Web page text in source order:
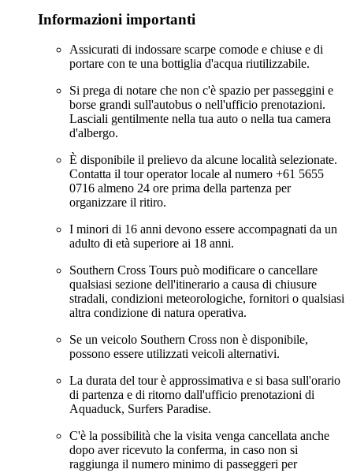
Informazioni importanti
Assicurati di indossare scarpe comode e chiuse e di
portare con te una bottiglia d'acqua riutilizzabile.
Si prega di notare che non c'è spazio per passeggini e
borse grandi sull'autobus o nell'ufficio prenotazioni.
Lasciali gentilmente nella tua auto o nella tua camera
d'albergo.
È disponibile il prelievo da alcune località selezionate.
Contatta il tour operator locale al numero +61 5655
0716 almeno 24 ore prima della partenza per
organizzare il ritiro.
I minori di 16 anni devono essere accompagnati da un
adulto di età superiore ai 18 anni.
Southern Cross Tours può modificare o cancellare
qualsiasi sezione dell'itinerario a causa di chiusure
stradali, condizioni meteorologiche, fornitori o qualsiasi
altra condizione di natura operativa.
Se un veicolo Southern Cross non è disponibile,
possono essere utilizzati veicoli alternativi.
La durata del tour è approssimativa e si basa sull'orario
di partenza e di ritorno dall'ufficio prenotazioni di
Aquaduck, Surfers Paradise.
C'è la possibilità che la visita venga cancellata anche
dopo aver ricevuto la conferma, in caso non si
raggiunga il numero minimo di passeggeri per